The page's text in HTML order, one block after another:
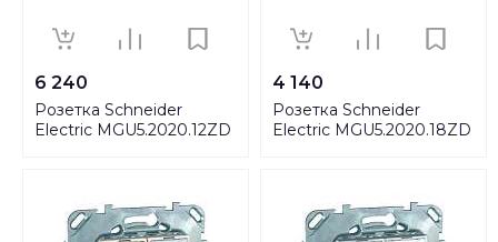
6 240
Розетка Schneider
Electric MGU5.2020.12ZD
4 140
Розетка Schneider
Electric MGU5.2020.18ZD